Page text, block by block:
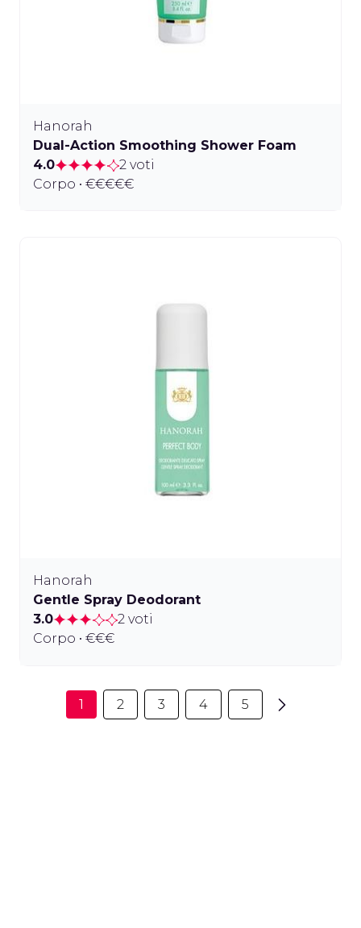
Hanorah
Dual-Action Smoothing Shower Foam
4.0
2 voti
Corpo • €€€€€
Hanorah
Gentle Spray Deodorant
3.0
2 voti
Corpo • €€€
1 2 3 4 5